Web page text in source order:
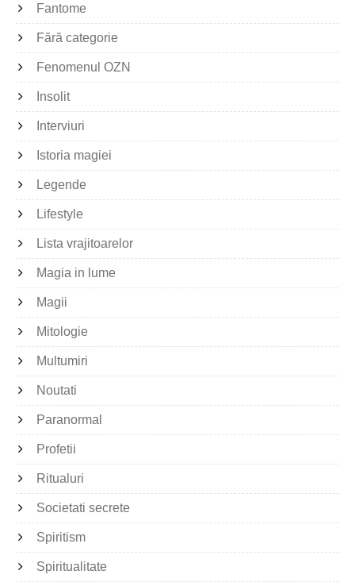
Fantome
Fără categorie
Fenomenul OZN
Insolit
Interviuri
Istoria magiei
Legende
Lifestyle
Lista vrajitoarelor
Magia in lume
Magii
Mitologie
Multumiri
Noutati
Paranormal
Profetii
Ritualuri
Societati secrete
Spiritism
Spiritualitate